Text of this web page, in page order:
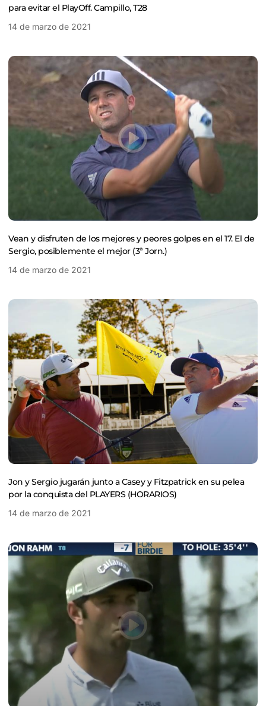
para evitar el PlayOff. Campillo, T28
14 de marzo de 2021
Vean y disfruten de los mejores y peores golpes en el 17. El de
Sergio, posiblemente el mejor (3ª Jorn.)
14 de marzo de 2021
Jon y Sergio jugarán junto a Casey y Fitzpatrick en su pelea
por la conquista del PLAYERS (HORARIOS)
14 de marzo de 2021